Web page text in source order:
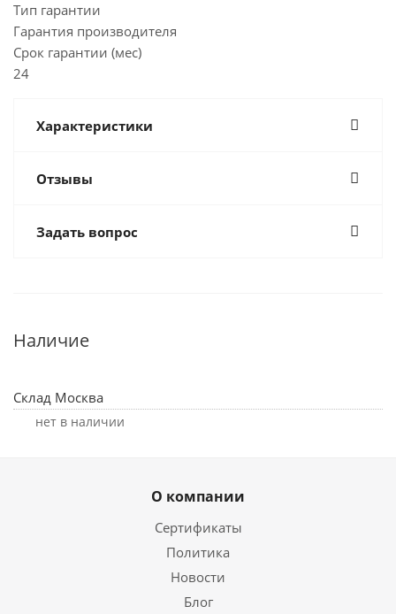
Тип гарантии
Гарантия производителя
Срок гарантии (мес)
24
Характеристики
Отзывы
Задать вопрос
Наличие
Склад Москва
Нет в наличии
О компании
Сертификаты
Политика
Новости
Блог